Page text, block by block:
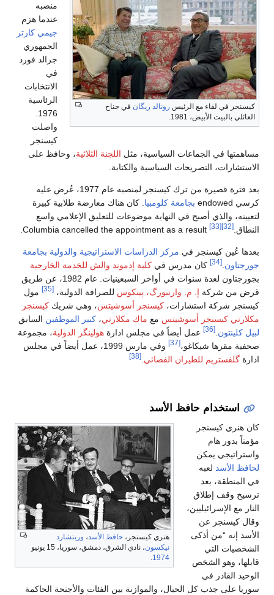
كيسنجر في لقاء مع الرئيس رونالد ريگان في جناح
العائلي بالبيت الأبيض، 1981.
منصبه
عندما هزم
جيمي كارتر
الجمهوري
جرالد فورد
في
الانتخابات
الرئاسية
1976.
واصلت
كيسنجر
مساهمتها في الجماعات السياسية، مثل اللجنة الثلاثية، وحافظ على
الاستشارات، التصريحات السياسية والكتابة.
بعد فترة قصيرة من ترك كيسنجر لمنصبه عام 1977، عُرض عليه
كرسي endowed
بجامعة كلومبيا. كان هناك معارضة طلابية كبيرة
لتعيينه، والذي أصبح في النهاية موضوعات للتعليق الإعلامي واسع
النطاق.[32]
[33]
بعدها عُين كيسنجر في مركز الدراسات الاستراتيجية والدولية بجامعة
جورجتاون.
[34] كان مدرس في كلية إدموند والش للخدمة الخارجية
بجورجتاون لعدة سنوات في أواخر السبعينيات. عام 1982، عن طريق
قرض من شركة إ. م. وارنبورگ، پينكوس للصرافة الدولية، [35]
مول
كيسنجر شركة استشارات، كيسنجر أسوشيتس، وهي شريك كيسنجر
مكلارتي كيسنجر أسوشيتس مع ماك مكلارتي، كبير الموظفين السابق
لبيل كلينتون.
[36] عمل أيضاً في مجلس ادارة هولينگر الدولية، مجموعة
صحفية مقرها شيكاغو،[37]
وفي مارس 1999، عمل أيضاً في مجلس
ادارة گلفستريم للطيران الفضائي.
[38]
استخدام حافظ الأسد
هنري كيسنجر، حافظ الأسد، وريتشارد
نيكسون، نادي الشرق، دمشق، سوريا، 15 يونيو
1974
.
كان هنري كيسنجر
مؤمناً بدور هام
واستراتيجي يمكن
لحافظ الأسد لعبه
في المنطقة، بعد
ترسيخ وقف إطلاق
النار مع الإسرائيليين،
وقال كيسنجر عن
الأسد إنه “من أذكى
الشخصيات التي
قابلها، وهو الشخص
الوحيد القادر في
سوريا على جذب كل الحبال، والموازنة بين الفئات والأجنحة الحاكمة